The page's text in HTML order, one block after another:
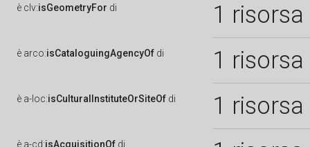
è clv:isGeometryFor di 1 risorsa
è arco:isCataloguingAgencyOf di 1 risorsa
è a-loc:isCulturalInstituteOrSiteOf di 1 risorsa
è a-cd:isAcquisitionOf di